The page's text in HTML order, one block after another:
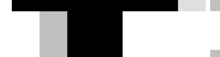
να γίνουν «ένα βιομηχανικό μουσείο